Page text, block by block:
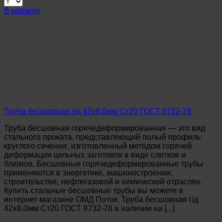
Труба
бесшовная
В корзину
Труба бесшовная г/д 42х8,0мм Ст20 ГОСТ 8732-78
Труба бесшовная горячедеформированная — это вид
стального проката, представляющий полый профиль
круглого сечения, изготовленный методом горячей
деформации цельных заготовок в виде слитков и
блюмов. Бесшовные горячедеформированные трубы
применяются в энергетике, машиностроении,
строительстве, нефтегазовой и химической отраслях.
Купить стальные бесшовные трубы вы можете в
интернет-магазине ОМД Поток. Труба бесшовная г/д
42х8,0мм Ст20 ГОСТ 8732-78 в наличии на [...]